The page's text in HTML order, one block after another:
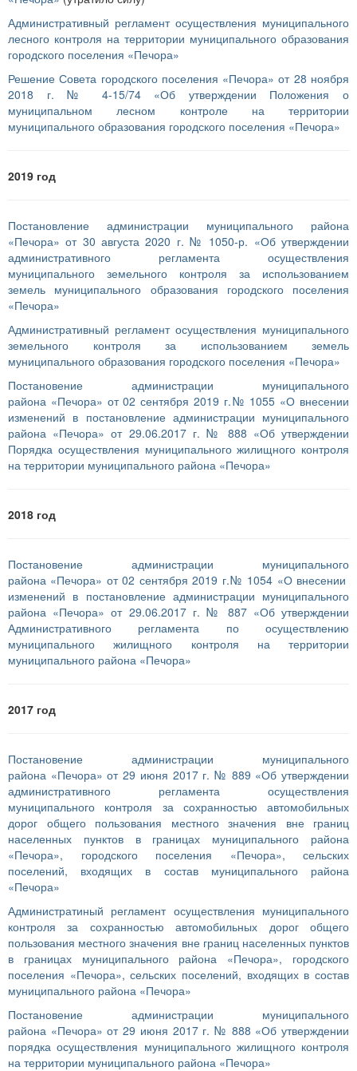
Административный регламент осуществления муниципального
лесного контроля на территории муниципального образования
городского поселения «Печора»
Решение Совета городского поселения «Печора» от 28 ноября
2018 г. № 4-15/74 «Об утверждении Положения о
муниципальном лесном контроле на территории
муниципального образования городского поселения «Печора»
2019 год
Постановление администрации муниципального района
«Печора» от 30 августа 2020 г. № 1050-р. «Об утверждении
административного регламента осуществления
муниципального земельного контроля за использованием
земель муниципального образования городского поселения
«Печора»
Административный регламент осуществления муниципального
земельного контроля за использованием земель
муниципального образования городского поселения «Печора»
Постановение администрации муниципального
района «Печора» от 02 сентября 2019 г.№ 1055 «О внесении
изменений в постановление администрации муниципального
района «Печора» от 29.06.2017 г. № 888 «Об утверждении
Порядка осуществления муниципального жилищного контроля
на территории муниципального района «Печора»
2018 год
Постановение администрации муниципального
района «Печора» от 02 сентября 2019 г.№ 1054 «О внесении
изменений в постановление администрации муниципального
района «Печора» от 29.06.2017 г. № 887 «Об утверждении
Административного регламента по осуществлению
муниципального жилищного контроля на территории
муниципального района «Печора»
2017 год
Постановение администрации муниципального
района «Печора» от 29 июня 2017 г. № 889 «Об утверждении
административного регламента осуществления
муниципального контроля за сохранностью автомобильных
дорог общего пользования местного значения вне границ
населенных пунктов в границах муниципального района
«Печора», городского поселения «Печора», сельских
поселений, входящих в состав муниципального района
«Печора»
Администратиный регламент осуществления муниципального
контроля за сохранностью автомобильных дорог общего
пользования местного значения вне границ населенных пунктов
в границах муниципального района «Печора», городского
поселения «Печора», сельских поселений, входящих в состав
муниципального района «Печора»
Постановение администрации муниципального
района «Печора» от 29 июня 2017 г. № 888 «Об утверждении
порядка осуществления муниципального жилищного контроля
на территории муниципального района «Печора»